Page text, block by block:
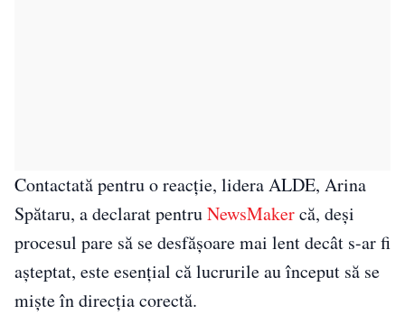
Contactată pentru o reacție, lidera ALDE, Arina
Spătaru, a declarat pentruNewsMakercă, deși
procesul pare să se desfășoare mai lent decât s-ar fi
așteptat, este esențial că lucrurile au început să se
miște în direcția corectă.